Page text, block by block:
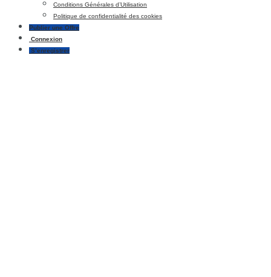
Conditions Générales d’Utilisation
Politique de confidentialité des cookies
Publier une Offre
Connexion
S’enregistrer